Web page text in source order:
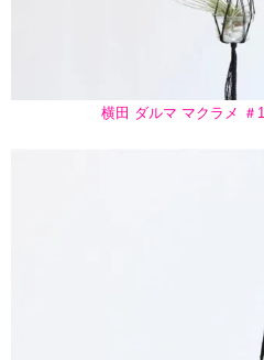
横田 ダルマ マクラメ ＃